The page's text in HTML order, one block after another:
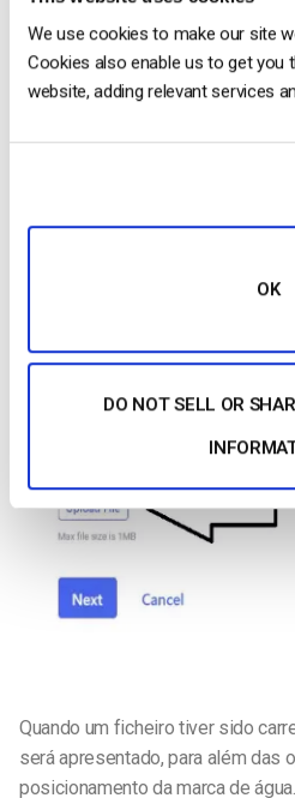
We use cookies to make our site
Cookies also enable us to get you
website, adding relevant services
OK
DO NOT SELL OR
Clicar em “Create Recipe” (Criar
Quando um ficheiro tiver sido
será apresentado, para além das
posicionamento da marca de água.